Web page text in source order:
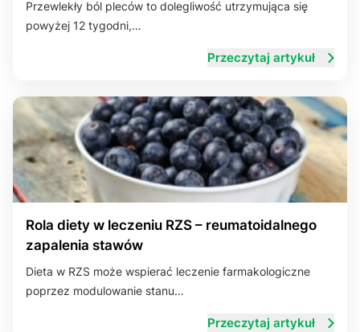
Układ trawienny
Przewlekły ból pleców to dolegliwość utrzymująca się
powyżej 12 tygodni,…
Przeczytaj artykuł
Rola diety w leczeniu RZS – reumatoidalnego
zapalenia stawów
Dieta w RZS może wspierać leczenie farmakologiczne
poprzez modulowanie stanu…
Przeczytaj artykuł